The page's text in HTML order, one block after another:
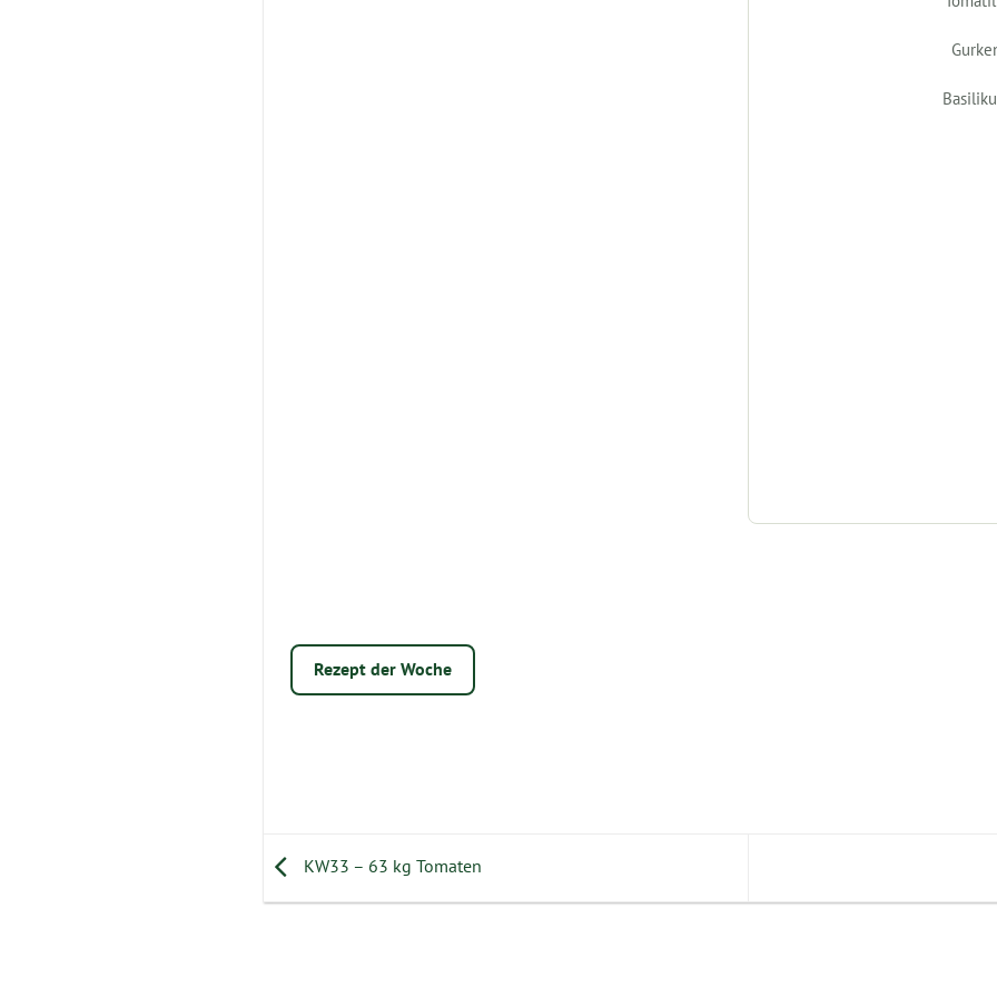
Rezept der Woche
KW33 – 63 kg Tomaten